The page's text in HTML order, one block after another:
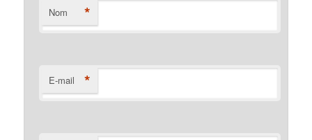
Nom *
E-mail *